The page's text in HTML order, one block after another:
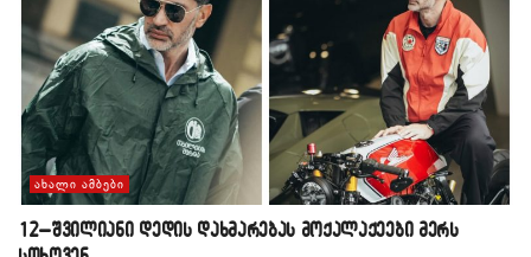
ᲐᲮᲐᲚᲘ ᲐᲛᲑᲔᲑᲘ
12–შვილიანი დედის დახმარებას მოქალაქეები მერს